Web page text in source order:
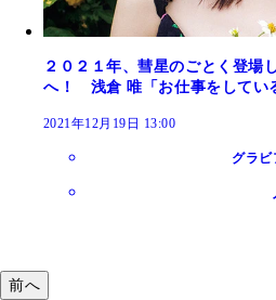
２０２１年、彗星のごとく登場
へ！ 浅倉 唯「お仕事をしてい
2021年12月19日 13:00
グラビ
前へ